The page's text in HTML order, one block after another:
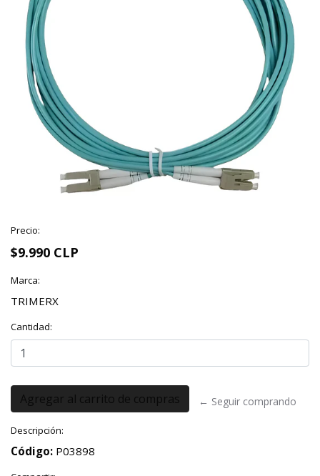
Precio:
$9.990 CLP
Marca:
TRIMERX
Cantidad:
← Seguir comprando
Descripción:
Código: P03898